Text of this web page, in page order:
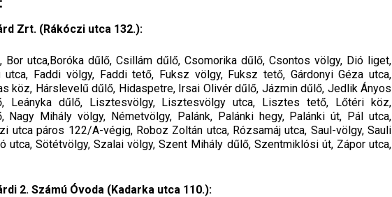
Zrt. (Rákóczi utca 132.):
Bor utca,Boróka dűlő, Csillám dűlő, Csomorika dűlő, Csontos völgy, Dió liget,
Faddi völgy, Faddi tető, Fuksz völgy, Fuksz tető, Gárdonyi Géza utca,
köz, Hárslevelű dűlő, Hidaspetre, Irsai Olivér dűlő, Jázmin dűlő, Jedlik Ányos
Leányka dűlő, Lisztesvölgy, Lisztesvölgy utca, Lisztes tető, Lőtéri köz,
Nagy Mihály völgy, Németvölgy, Palánk, Palánki hegy, Palánki út, Pál utca,
utca páros 122/A-végig, Roboz Zoltán utca, Rózsamáj utca, Saul-völgy, Sauli
utca, Sötétvölgy, Szalai völgy, Szent Mihály dűlő, Szentmiklósi út, Zápor utca,
2. Számú Óvoda (Kadarka utca 110.):